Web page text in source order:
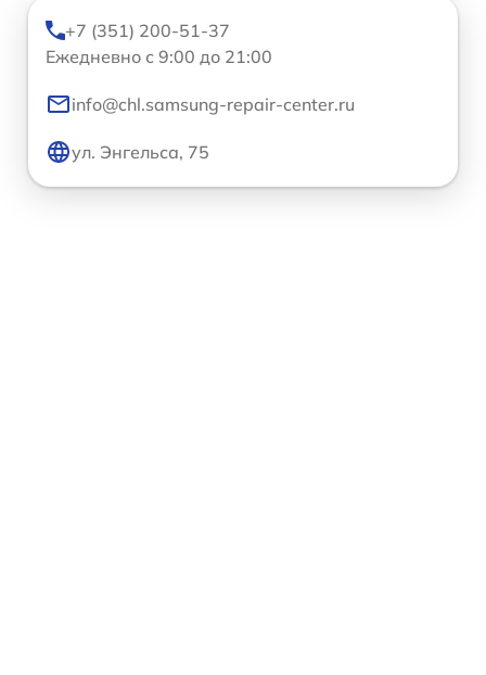
+7 (351) 200-51-37
Ежедневно с 9:00 до 21:00
info@chl.samsung-repair-center.ru
ул. Энгельса, 75